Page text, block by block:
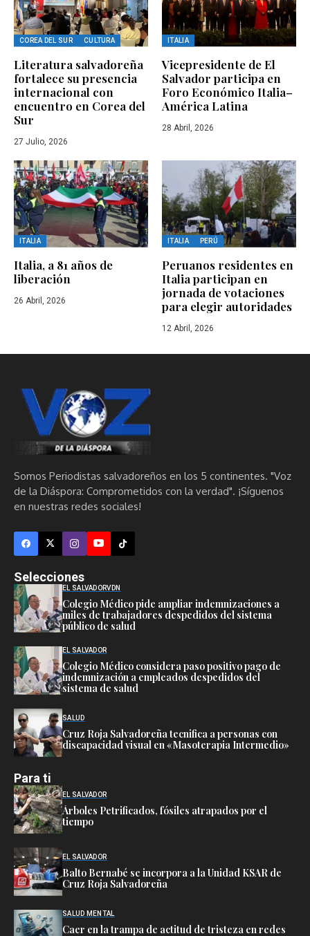
COREA DEL SUR CULTURA
Literatura salvadoreña
fortalece su presencia
internacional con
encuentro en Corea del
Sur
27 Julio, 2026
ITALIA
Vicepresidente de El
Salvador participa en
Foro Económico Italia–
América Latina
28 Abril, 2026
ITALIA
Italia, a 81 años de
liberación
26 Abril, 2026
ITALIA PERÚ
Peruanos residentes en
Italia participan en
jornada de votaciones
para elegir autoridades
12 Abril, 2026
Somos Periodistas salvadoreños en los 5 continentes. "Voz
de la Diáspora: Comprometidos con la verdad". ¡Síguenos
en nuestras redes sociales!
Selecciones
EL SALVADORVDN
Colegio Médico pide ampliar indemnizaciones a
miles de trabajadores despedidos del sistema
público de salud
EL SALVADOR
Colegio Médico considera paso positivo pago de
indemnización a empleados despedidos del
sistema de salud
SALUD
Cruz Roja Salvadoreña tecnifica a personas con
discapacidad visual en «Masoterapia Intermedio»
Para ti
EL SALVADOR
Árboles Petrificados, fósiles atrapados por el
tiempo
EL SALVADOR
Balto Bernabé se incorpora a la Unidad KSAR de
Cruz Roja Salvadoreña
SALUD MENTAL
Caer en la trampa de actitud de tristeza en redes